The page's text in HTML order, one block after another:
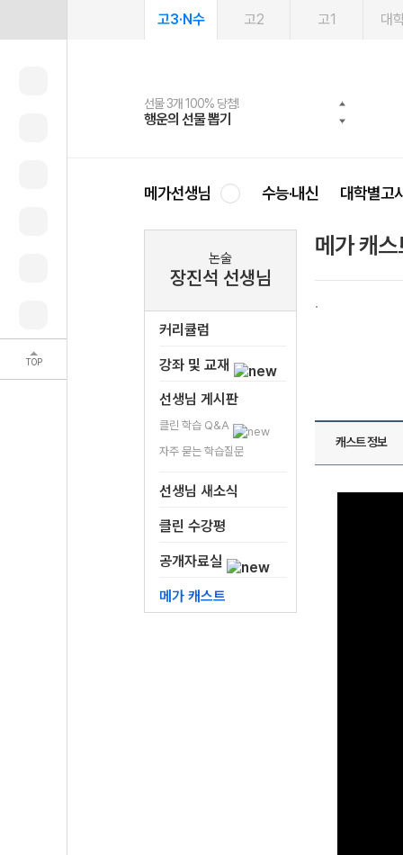
TOP
고3·N수 고2 고1 대
선물 3개 100% 당첨!
행운의 선물 뽑기
선물 100% 증정!
메가스터디 X 올리브
여름방학 스터디 캐시백
메가런 썸머스쿨
2027 러셀 단과
강사 공개선발
스마트러닝앱
설문 EVENT
메가패스
3일 무료 체험권
메가패스 수강생 무료혜택!
메가클럽 멤버십
사회공헌 캠페인
희망이룸 메가나눔
메가선생님 수능·내신 대학별고
논술
장진석 선생님
커리큘럼
강좌 및 교재
선생님 게시판
클린 학습 Q&A
자주 묻는 학습질문
선생님 새소식
클린 수강평
공개자료실
메가 캐스트
메가 캐스
캐스트 정보